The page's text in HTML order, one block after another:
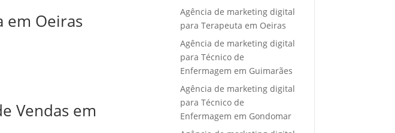
em Oeiras
Vendas em
Agência de marketing digital
para Terapeuta em Oeiras
Agência de marketing digital
para Técnico de
Enfermagem em Guimarães
Agência de marketing digital
para Técnico de
Enfermagem em Gondomar